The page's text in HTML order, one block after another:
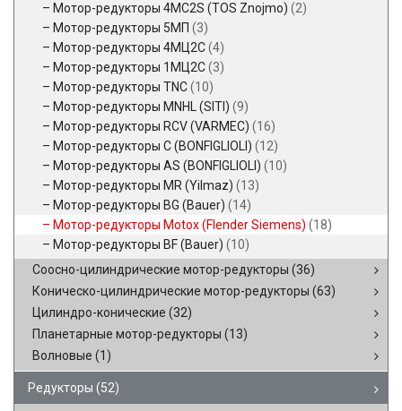
Мотор-редукторы 4MC2S (TOS Znojmo) (2)
Мотор-редукторы 5МП (3)
Мотор-редукторы 4МЦ2С(4)
Мотор-редукторы 1МЦ2С(3)
Мотор-редукторы TNC(10)
Мотор-редукторы MNHL (SITI) (9)
Мотор-редукторы RCV (VARMEC) (16)
Мотор-редукторы C (BONFIGLIOLI) (12)
Мотор-редукторы AS (BONFIGLIOLI) (10)
Мотор-редукторы MR (Yilmaz) (13)
Мотор-редукторы BG (Bauer) (14)
Мотор-редукторы Motox (Flender Siemens) (18)
Мотор-редукторы BF (Bauer) (10)
Соосно-цилиндрические мотор-редукторы (36)
Коническо-цилиндрические мотор-редукторы (63)
Цилиндро-конические (32)
Планетарные мотор-редукторы (13)
Волновые (1)
Редукторы (52)